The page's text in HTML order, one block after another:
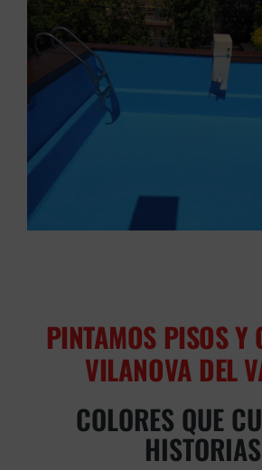
PINTAMOS PISOS Y
VILANOVA DEL
COLORES QUE
HISTORIAS